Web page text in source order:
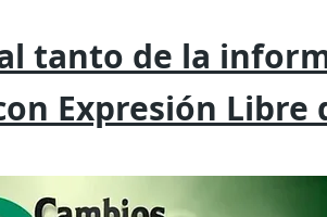
tanto de la
Expresión Libre